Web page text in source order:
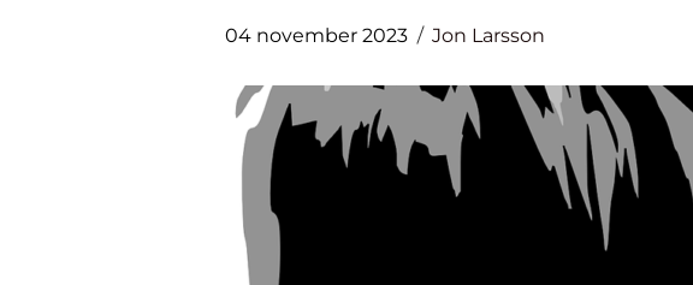
04 november 2023 Jon Larsson